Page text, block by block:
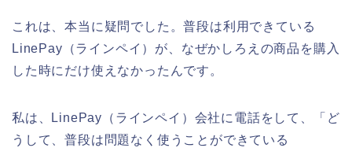
これは、本当に疑問でした。普段は利用できている
LinePay（ラインペイ）が、なぜかしろえの商品を購入
した時にだけ使えなかったんです。
私は、LinePay（ラインペイ）会社に電話をして、「ど
うして、普段は問題なく使うことができている